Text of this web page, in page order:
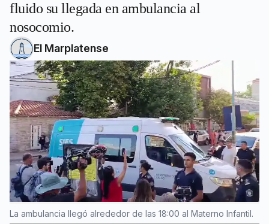
fluido su llegada en ambulancia al
nosocomio.
El Marplatense
La ambulancia llegó alrededor de las 18:00 al Materno Infantil.